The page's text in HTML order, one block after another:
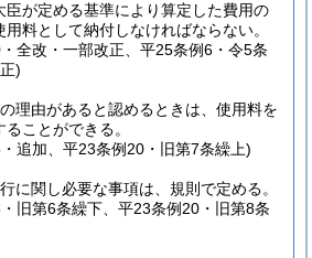
臣が定める基準により算定した費用の
料として納付しなければならない。
全改・一部改正、平25条例6・令5条
)
理由があると認めるときは、使用料を
ことができる。
追加、平23条例20・旧第7条繰上)
に関し必要な事項は、規則で定める。
旧第6条繰下、平23条例20・旧第8条